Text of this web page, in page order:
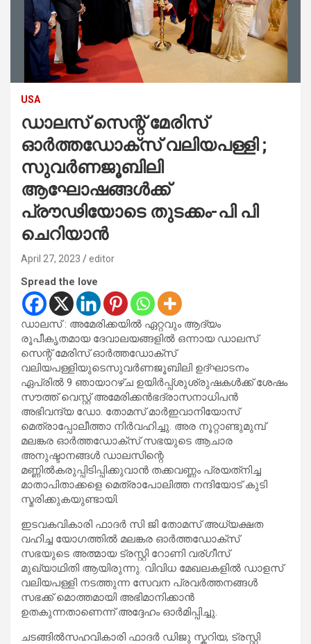
USA
ഡാലസ് സെന്റ് മേരിസ്
ഓർത്തഡോക്സ് വലിയപള്ളി ;
സുവർണജൂബിലി
ആഘോഷങ്ങൾക്ക്
പ്രൗഢിയോടെ തുടക്കം-പി പി
ചെറിയാൻ
April 27, 2023 editor
Spread the love
ഡാലസ് : അമേരിക്കയിൽ ഏറ്റവും ആദ്യം
രൂപീകൃതമായ ദേവാലയങ്ങളിൽ ഒന്നായ ഡാലസ്
സെന്റ് മേരിസ് ഓർത്തഡോക്സ്
വലിയപള്ളിയുടെസുവർണജൂബിലി ഉദ്‌ഘാടനം
ഏപ്രിൽ 9 ഞായാറഴ്ച ഉയിർപ്പ്ശുശ്രുഷകൾക്ക് ശേഷം
സൗത്ത് വെസ്റ്റ് അമേരിക്കൻഭദ്രാസനാധിപൻ
അഭിവന്ദ്യ ഡോ. തോമസ് മാർഇവാനിയോസ്
മെത്രാപ്പോലീത്താ നിർവഹിച്ചു. അര നൂറ്റാണ്ടുമുമ്പ്
മലങ്കര ഓർത്തഡോക്സ് സഭയുടെ ആചാര
അനുഷ്ടാനങ്ങൾ ഡാലസിന്റെ
മണ്ണിൽകരുപ്പിടിപ്പിക്കുവാൻ തക്കവണ്ണം പ്രയത്‌നിച്ച
മാതാപിതാക്കളെ മെത്രാപോലിത്ത നന്ദിയോട്‌ കുടി
സ്മരിക്കുകയുണ്ടായി.
ഇടവകവികാരി ഫാദർ സി ജി തോമസ് അധ്യക്ഷത
വഹിച്ച യോഗത്തിൽ മലങ്കര ഓർത്തഡോക്സ്
സഭയുടെ അത്മായ ട്രസ്റ്റി റോണി വര്ഗീസ്
മുഖ്യാഥിതി ആയിരുന്നു. വിവിധ മേഖലകളിൽ ഡാളസ്
വലിയപള്ളി നടത്തുന്ന സേവന പ്രവർത്തനങ്ങൾ
സഭക്ക്‌ മൊത്തമായി അഭിമാനിക്കാൻ
ഉതകുന്നതാണെന്ന് അദ്ദേഹം ഓർമിപ്പിച്ചു.
ചടങ്ങിൽസഹവികാരി ഫാദർ ഡിജു സ്കറിയ, ട്രസ്റ്റി